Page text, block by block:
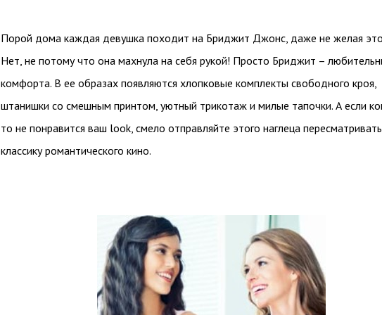
Порой дома каждая девушка походит на Бриджит Джонс, даже не желая
Нет, не потому что она махнула на себя рукой! Просто Бриджит –
комфорта. В ее образах появляются хлопковые комплекты свободного кроя,
штанишки со смешным принтом, уютный трикотаж и милые тапочки. А если
то не понравится ваш look, смело отправляйте этого наглеца пересматривать
классику романтического кино.